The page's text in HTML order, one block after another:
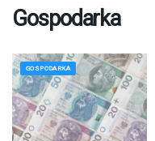
Gospodarka
GOSPODARKA